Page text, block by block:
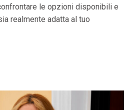
le opzioni disponibili e
realmente adatta al tuo